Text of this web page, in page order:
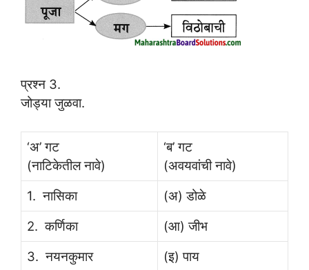
प्रश्न 3.
जोड्या जुळवा.
‘अ’ गट
(नाटिकेतील नावे)
‘ब’ गट
(अवयवांची नावे)
1. नासिका
(अ) डोळे
2. कर्णिका
(आ) जीभ
3. नयनकुमार
(इ) पाय